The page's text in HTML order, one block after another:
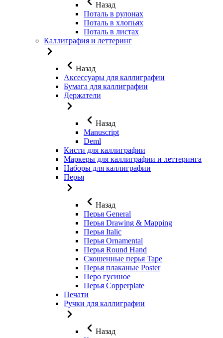
Назад
Поталь в рулонах
Поталь в хлопьях
Поталь в листах
Каллиграфия и леттеринг
Назад
Аксессуары для каллиграфии
Бумага для каллиграфии
Держатели
Назад
Manuscript
Deml
Кисти для каллиграфии
Маркеры для каллиграфии и леттеринга
Наборы для каллиграфии
Перья
Назад
Перья General
Перья Drawing & Mapping
Перья Italic
Перья Ornamental
Перья Round Hand
Скошенные перья Tape
Перья плаканые Poster
Перо гусиное
Перья Copperplate
Печати
Ручки для каллиграфии
Назад